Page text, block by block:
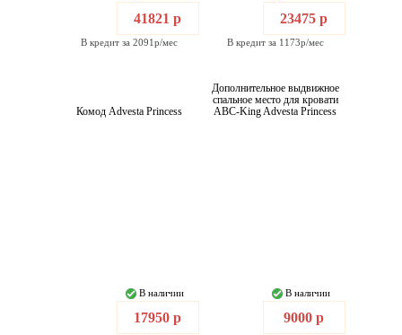
41821 р
В кредит за 2091р/мес
23475 р
В кредит за 1173р/мес
Комод Advesta Princess
В наличии
17950 р
Дополнительное выдвижное
спальное место для кровати
ABC-King Advesta Princess
В наличии
9000 р